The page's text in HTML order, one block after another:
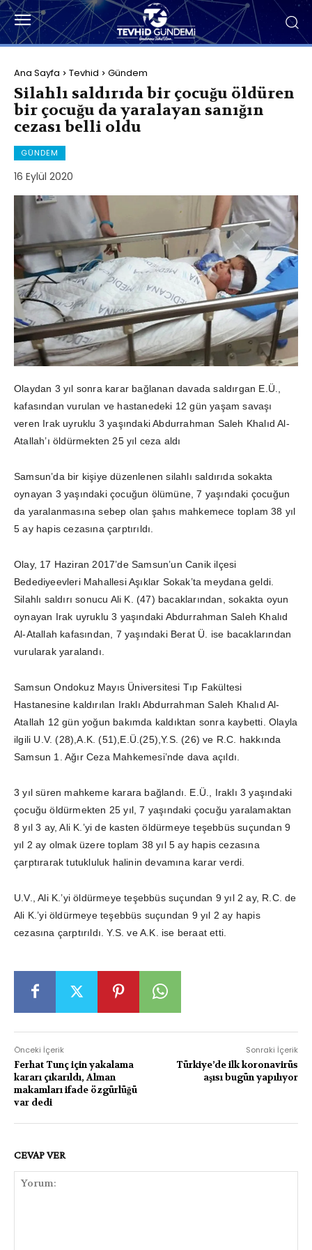
Ana Sayfa Tevhid Gündem
Silahlı saldırıda bir çocuğu öldüren
bir çocuğu da yaralayan sanığın
cezası belli oldu
GÜNDEM
16 Eylül 2020
Olaydan 3 yıl sonra karar bağlanan davada saldırgan E.Ü.,
kafasından vurulan ve hastanedeki 12 gün yaşam savaşı
veren Irak uyruklu 3 yaşındaki Abdurrahman Saleh Khalıd Al-
Atallah’ı öldürmekten 25 yıl ceza aldı
Samsun’da bir kişiye düzenlenen silahlı saldırıda sokakta
oynayan 3 yaşındaki çocuğun ölümüne, 7 yaşındaki çocuğun
da yaralanmasına sebep olan şahıs mahkemece toplam 38 yıl
5 ay hapis cezasına çarptırıldı.
Olay, 17 Haziran 2017’de Samsun’un Canik ilçesi
Bedediyeevleri Mahallesi Aşıklar Sokak’ta meydana geldi.
Silahlı saldırı sonucu Ali K. (47) bacaklarından, sokakta oyun
oynayan Irak uyruklu 3 yaşındaki Abdurrahman Saleh Khalıd
Al-Atallah kafasından, 7 yaşındaki Berat Ü. ise bacaklarından
vurularak yaralandı.
Samsun Ondokuz Mayıs Üniversitesi Tıp Fakültesi
Hastanesine kaldırılan Iraklı Abdurrahman Saleh Khalıd Al-
Atallah 12 gün yoğun bakımda kaldıktan sonra kaybetti. Olayla
ilgili U.V. (28),A.K. (51),E.Ü.(25),Y.S. (26) ve R.C. hakkında
Samsun 1. Ağır Ceza Mahkemesi’nde dava açıldı.
3 yıl süren mahkeme karara bağlandı. E.Ü., Iraklı 3 yaşındaki
çocuğu öldürmekten 25 yıl, 7 yaşındaki çocuğu yaralamaktan
8 yıl 3 ay, Ali K.’yi de kasten öldürmeye teşebbüs suçundan 9
yıl 2 ay olmak üzere toplam 38 yıl 5 ay hapis cezasına
çarptırarak tutukluluk halinin devamına karar verdi.
U.V., Ali K.’yi öldürmeye teşebbüs suçundan 9 yıl 2 ay, R.C. de
Ali K.’yi öldürmeye teşebbüs suçundan 9 yıl 2 ay hapis
cezasına çarptırıldı. Y.S. ve A.K. ise beraat etti.
Önceki İçerik
Ferhat Tunç için yakalama
kararı çıkarıldı, Alman
makamları ifade özgürlüğü
var dedi
Sonraki İçerik
Türkiye’de ilk koronavirüs
aşısı bugün yapılıyor
CEVAP VER